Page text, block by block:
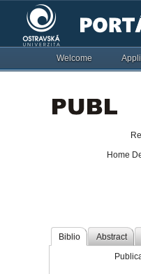
Welcome
Home
Biblio Abstract